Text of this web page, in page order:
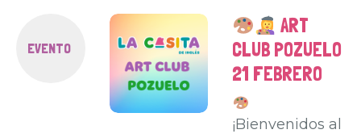
EVENTO
ART
CLUB POZUELO
21 FEBRERO
¡Bienvenidos al